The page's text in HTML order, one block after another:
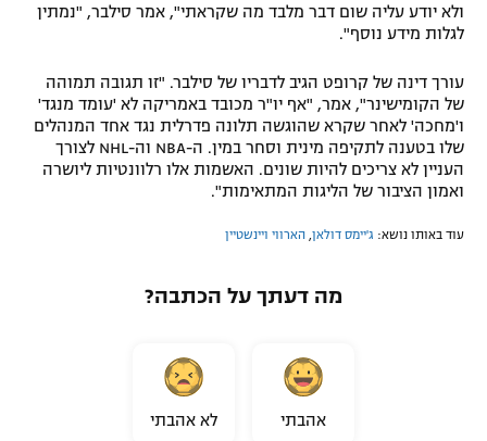
ולא יודע עליה שום דבר מלבד מה שקראתי", אמר סילבר, "נמתין
לגלות מידע נוסף".
עורך דינה של קרופט הגיב לדבריו של סילבר. "זו תגובה תמוהה
של הקומישינר", אמר, "אף יו"ר מכובד באמריקה לא 'עומד מנגד'
ו'מחכה' לאחר שקרא שהוגשה תלונה פדרלית נגד אחד המנהלים
שלו בטענה לתקיפה מינית וסחר במין. ה-NBA וה-NHL לצורך
העניין לא צריכים להיות שונים. האשמות אלו רלוונטיות ליושרה
ואמון הציבור של הליגות המתאימות".
עוד באותו נושא: ג'יימס דולאן הארווי ויינשטיין
מה דעתך על הכתבה?
אהבתי לא אהבתי